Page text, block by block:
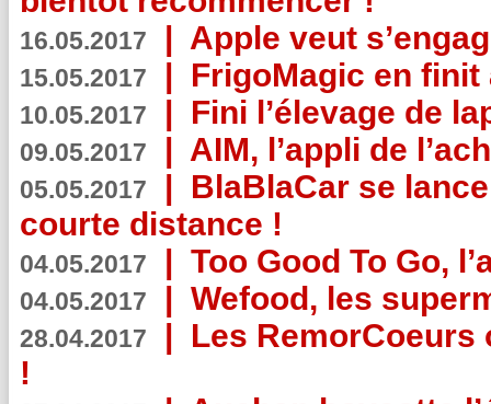
16.05.2017 | Apple veut
15.05.2017 | FrigoMagic en
10.05.2017 | Fini l’élevage de
09.05.2017 | AIM, l’appli de
05.05.2017 | BlaBlaCar se
courte distance !
04.05.2017 | Too Good To Go,
04.05.2017 | Wefood, les
28.04.2017 | Les RemorCoeurs
!